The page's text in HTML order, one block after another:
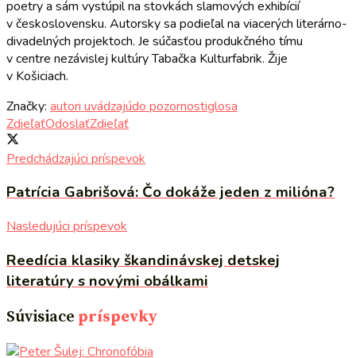
poetry a sám vystúpil na stovkách slamových exhibícií
v československu. Autorsky sa podieľal na viacerých literárno-
divadelných projektoch. Je súčasťou produkčného tímu
v centre nezávislej kultúry Tabačka Kulturfabrik. Žije
v Košiciach.
Značky: autori uvádzajúdo pozornostiglosa
ZdieľaťOdoslaťZdieľať
Predchádzajúci príspevok
Patrícia Gabrišová: Čo dokáže jeden z milióna?
Nasledujúci príspevok
Reedícia klasiky škandinávskej detskej
literatúry s novými obálkami
Súvisiace príspevky